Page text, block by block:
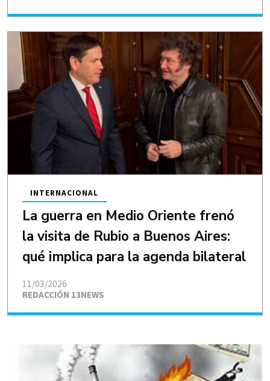
La guerra en Medio Oriente frenó
la visita de Rubio a Buenos Aires:
qué implica para la agenda bilateral
REDACCIÓN 13NEWS
INTERNACIONAL
11/03/2026